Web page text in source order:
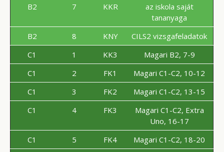
B2
7 KKR
az iskola saját
tananyaga
B2
8 KNY
CILS2 vizsgafeladatok
C1
1 KK3
Magari B2, 7-9
C1
2 FK1
Magari C1-C2, 10-12
C1
3 FK2
Magari C1-C2, 13-15
C1
4 FK3
Magari C1-C2, Extra
Uno, 16-17
C1
5 FK4
Magari C1-C2, 18-20